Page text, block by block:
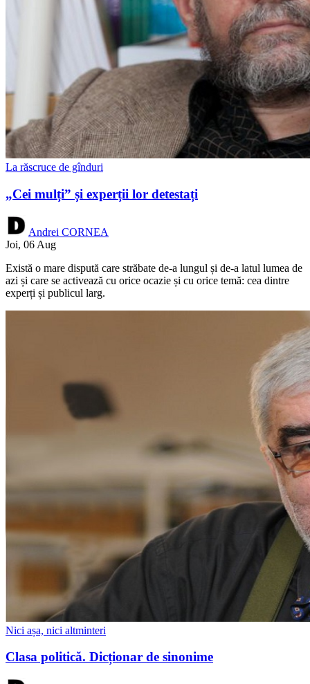
La răscruce de gînduri
„Cei mulți” și experții lor detestați
Andrei CORNEA
Joi, 06 Aug
Există o mare dispută care străbate de-a lungul și de-a latul lumea de
azi și care se activează cu orice ocazie și cu orice temă: cea dintre
experți și publicul larg.
Nici așa, nici altminteri
Clasa politică. Dicționar de sinonime